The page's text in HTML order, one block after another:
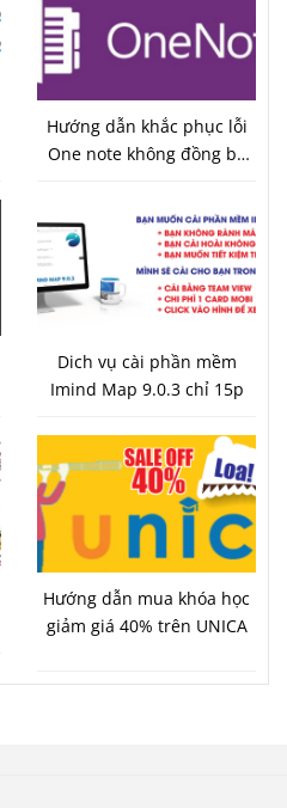
Hướng dẫn khắc phục lỗi
One note không đồng bộ
Dich vụ cài phần mềm
Imind Map 9.0.3 chỉ 15p
Hướng dẫn mua khóa học
giảm giá 40% trên UNICA